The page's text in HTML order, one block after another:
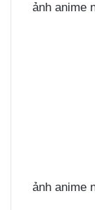
ảnh anime
ảnh anime